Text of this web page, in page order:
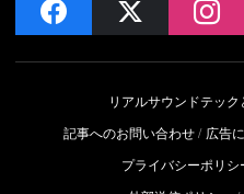
facebook
リアルサウンドテック
記事へのお問い合わせ
広告
プライバシーポリシ